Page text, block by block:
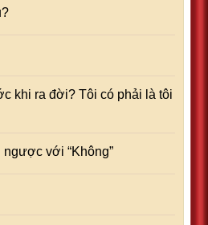
khi ra đời? Tôi có phải là tôi
ngược với “Không”